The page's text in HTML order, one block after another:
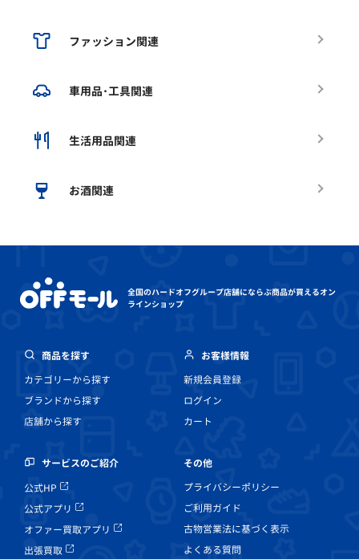
ファッション関連
車用品･工具関連
生活用品関連
お酒関連
全国のハードオフグループ店舗にならぶ商品が買えるオン
ラインショップ
商品を探す
カテゴリーから探す
ブランドから探す
店舗から探す
お客様情報
新規会員登録
ログイン
カート
サービスのご紹介
公式HP
公式アプリ
オファー買取アプリ
出張買取
その他
プライバシーポリシー
ご利用ガイド
古物営業法に基づく表示
よくある質問